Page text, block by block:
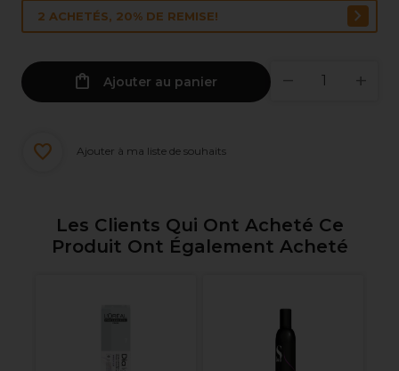
2 ACHETÉS, 20% DE REMISE!
Ajouter au panier
Ajouter à ma liste de souhaits
Les Clients Qui Ont Acheté Ce
Produit Ont Également Acheté